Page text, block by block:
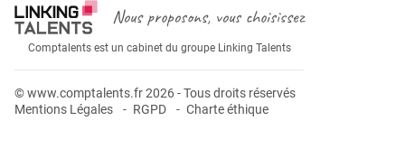
Nous proposons, vous choisissez
Comptalents est un cabinet du groupe Linking Talents
© www.comptalents.fr 2026 - Tous droits réservés
Mentions Légales
RGPD Charte éthique